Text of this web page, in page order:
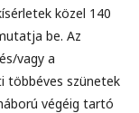
közel 140
be. Az
vagy a
szünetek
végéig tartó